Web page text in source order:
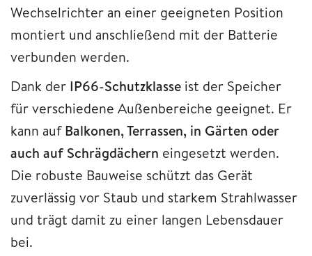
Wechselrichter an einer geeigneten Position
montiert und anschließend mit der Batterie
verbunden werden.
Dank der IP66-Schutzklasse ist der Speicher
für verschiedene Außenbereiche geeignet. Er
kann aufBalkonen, Terrassen, in Gärten oder
auch auf Schrägdächern eingesetzt werden.
Die robuste Bauweise schützt das Gerät
zuverlässig vor Staub und starkem Strahlwasser
und trägt damit zu einer langen Lebensdauer
bei.